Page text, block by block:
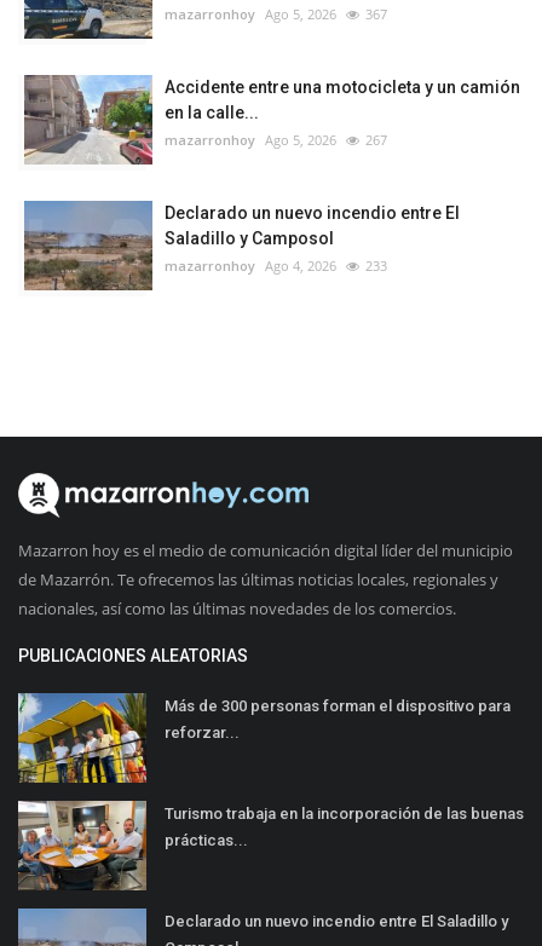
mazarronhoy Ago 5, 2026 367
Accidente entre una motocicleta y un camión
en la calle...
mazarronhoy Ago 5, 2026 267
Declarado un nuevo incendio entre El
Saladillo y Camposol
mazarronhoy Ago 4, 2026 233
Mazarron hoy es el medio de comunicación digital líder del municipio
de Mazarrón. Te ofrecemos las últimas noticias locales, regionales y
nacionales, así como las últimas novedades de los comercios.
PUBLICACIONES ALEATORIAS
Más de 300 personas forman el dispositivo para
reforzar...
Turismo trabaja en la incorporación de las buenas
prácticas...
Declarado un nuevo incendio entre El Saladillo y